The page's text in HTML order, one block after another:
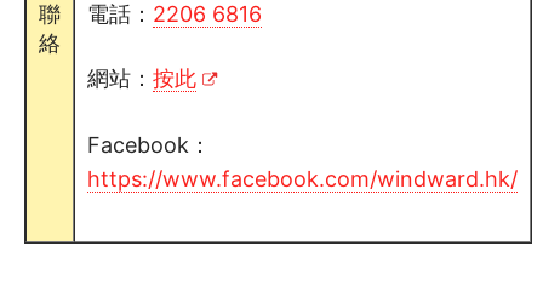
聯
絡
電話： 2206 6816
網站： 按此
Facebook：
https://www.facebook.com/windward.hk/